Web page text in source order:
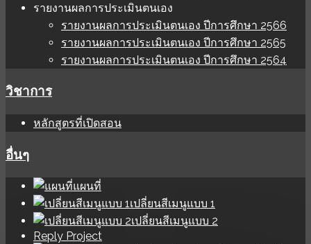
รายงานผลการประเมินตนเอง
รายงานผลการประเมินตนเอง ปีการศึกษา 2566
รายงานผลการประเมินตนเอง ปีการศึกษา 2565
รายงานผลการประเมินตนเอง ปีการศึกษา 2564
วิชาการ
หลักสูตรที่เปิดสอน
อื่นๆ
แผนที่
เปลี่ยนสีเมนูแบบ 1
เปลี่ยนสีเมนูแบบ 2
Reply Project